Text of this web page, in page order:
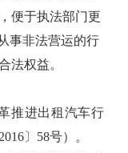
便于执法部门更
事非法营运的行
法权益。
推进出租汽车行
2016〕 58号）
。